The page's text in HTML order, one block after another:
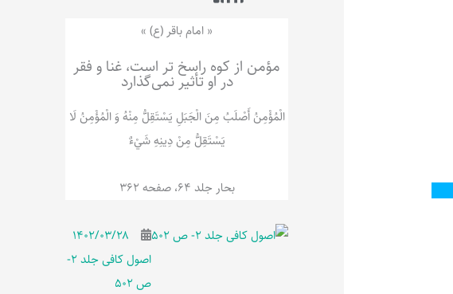
ه
« امام باقر (ع) »
مؤمن از کوه راسخ تر است، غنا و فقر
در او تأثیر نمی‌گذارد
الْمُؤْمِنُ‌ أَصْلَبُ‌ مِنَ‌ الْجَبَلِ‌ یَسْتَقِلُّ مِنْهُ وَ الْمُؤْمِنُ لَا
يَسْتَقِلُّ مِنْ دِينِهِ شَيْ‌ءٌ
بحار جلد 64، صفحه 362
۱۴۰۲/۰۳/۲۸
اصول کافی جلد 2-
ص 502